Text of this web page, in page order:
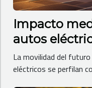
Impacto
autos
profundo
La movilidad del
eléctricos se perfilan